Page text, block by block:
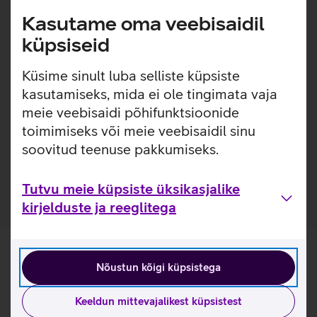
Kasutame oma veebisaidil
küpsiseid
Küsime sinult luba selliste küpsiste
kasutamiseks, mida ei ole tingimata vaja
meie veebisaidi põhifunktsioonide
toimimiseks või meie veebisaidil sinu
soovitud teenuse pakkumiseks.
Tutvu meie küpsiste üksikasjalike
kirjelduste ja reeglitega
Nõustun kõigi küpsistega
Keeldun mittevajalikest küpsistest
telefoni esi- ja tagakülge, kaitstes telefoni mõlemalt poolt.
Samsung Smart View kaitsekaante nutikas väljalõige kuvab
vajaliku informatsiooni, näiteks sissetuleva kõne teavitust.
Kaaned on valmistatud taaskasutatud materjalidest.
Kaante vahel on kaarditasku.
Läbi Smart View akna näeb suletud kaantega:
kuupäeva, kellaaega, sissetulevat kõne, äratuskella,
ilmateadet ja terviseinfot Samsung Health rakenduse